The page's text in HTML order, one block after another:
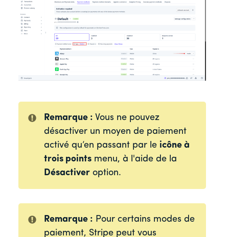
Remarque : Vous ne pouvez
désactiver un moyen de paiement
activé qu’en passant par le icône à
trois pointsmenu, à l'aide de la
Désactiveroption.
Remarque : Pour certains modes de
paiement, Stripe peut vous